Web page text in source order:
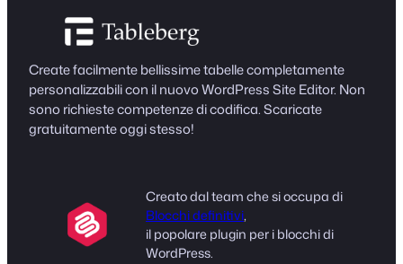
Create facilmente bellissime tabelle completamente
personalizzabili con il nuovo WordPress Site Editor. Non
sono richieste competenze di codifica. Scaricate
gratuitamente oggi stesso!
Creato dal team che si occupa di
Blocchi definitivi,
il popolare plugin per i blocchi di
WordPress.